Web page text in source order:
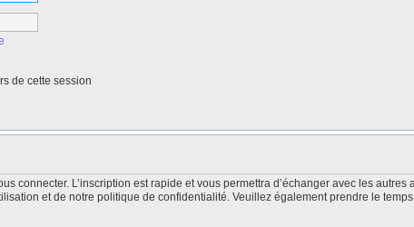
de cette session
connecter. L’inscription est rapide et vous permettra d’échanger avec les
et de notre politique de confidentialité. Veuillez également prendre le